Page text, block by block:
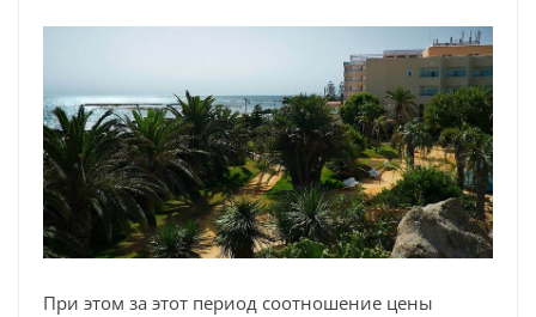
При этом за этот период соотношение цены